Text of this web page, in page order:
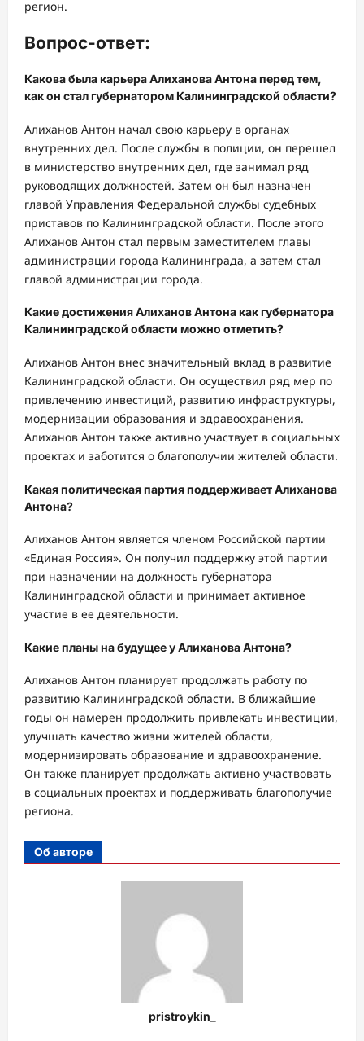
регион.
Вопрос-ответ:
Какова была карьера Алиханова Антона перед тем,
как он стал губернатором Калининградской области?
Алиханов Антон начал свою карьеру в органах
внутренних дел. После службы в полиции, он перешел
в министерство внутренних дел, где занимал ряд
руководящих должностей. Затем он был назначен
главой Управления Федеральной службы судебных
приставов по Калининградской области. После этого
Алиханов Антон стал первым заместителем главы
администрации города Калининграда, а затем стал
главой администрации города.
Какие достижения Алиханов Антона как губернатора
Калининградской области можно отметить?
Алиханов Антон внес значительный вклад в развитие
Калининградской области. Он осуществил ряд мер по
привлечению инвестиций, развитию инфраструктуры,
модернизации образования и здравоохранения.
Алиханов Антон также активно участвует в социальных
проектах и заботится о благополучии жителей области.
Какая политическая партия поддерживает Алиханова
Антона?
Алиханов Антон является членом Российской партии
«Единая Россия». Он получил поддержку этой партии
при назначении на должность губернатора
Калининградской области и принимает активное
участие в ее деятельности.
Какие планы на будущее у Алиханова Антона?
Алиханов Антон планирует продолжать работу по
развитию Калининградской области. В ближайшие
годы он намерен продолжить привлекать инвестиции,
улучшать качество жизни жителей области,
модернизировать образование и здравоохранение.
Он также планирует продолжать активно участвовать
в социальных проектах и поддерживать благополучие
региона.
Об авторе
pristroykin_